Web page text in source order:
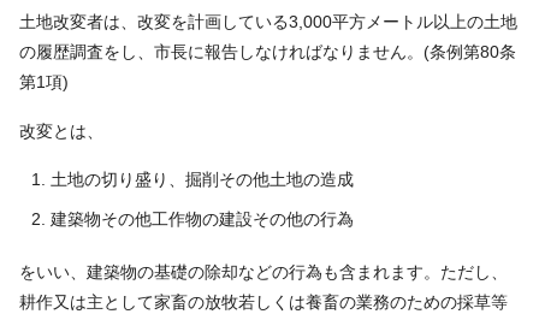
土地改変者は、改変を計画している3,000平方メートル以上の土地
の履歴調査をし、市長に報告しなければなりません。(条例第80条
第1項)
改変とは、
土地の切り盛り、掘削その他土地の造成
建築物その他工作物の建設その他の行為
をいい、建築物の基礎の除却などの行為も含まれます。ただし、
耕作又は主として家畜の放牧若しくは養畜の業務のための採草等